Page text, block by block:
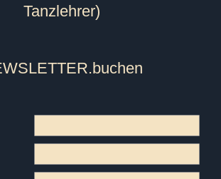
Tanzlehrer)
.buchen